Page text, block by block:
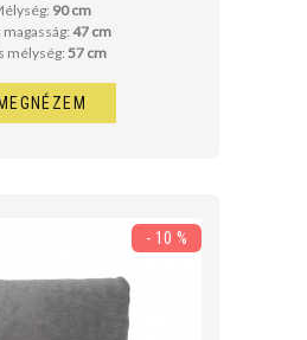
90 cm
magasság:47 cm
mélység:57 cm
MEGNÉZEM
- 10 %